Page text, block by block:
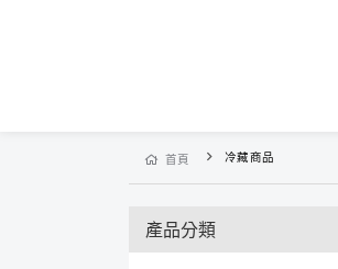
首頁 冷藏商品
產品分類